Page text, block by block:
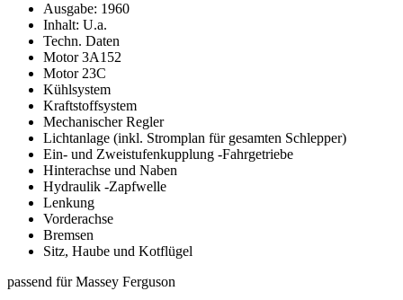
Ausgabe: 1960
Inhalt: U.a.
Techn. Daten
Motor 3A152
Motor 23C
Kühlsystem
Kraftstoffsystem
Mechanischer Regler
Lichtanlage (inkl. Stromplan für gesamten Schlepper)
Ein- und Zweistufenkupplung -Fahrgetriebe
Hinterachse und Naben
Hydraulik -Zapfwelle
Lenkung
Vorderachse
Bremsen
Sitz, Haube und Kotflügel
passend für Massey Ferguson